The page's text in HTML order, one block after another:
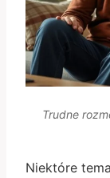
Trudne
Niektóre